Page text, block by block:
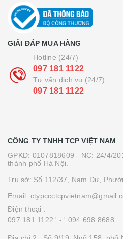
GIẢI ĐÁP MUA HÀNG
Hotline (24/7)
097 181 1122
Tư vấn dịch vụ (24/7)
097 181 1122
CÔNG TY TNHH TCP VIỆT NAM
GPKD: 0107818609 - NC: 24/4/
thành phố Hà Nội.
Trụ sở: Số 112/37, Nam Dư,
Email:
Điện thoại :
097 181 1122 ' - ' 094 698 8688